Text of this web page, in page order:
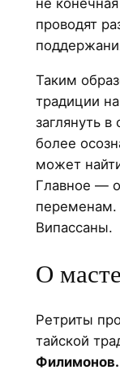
не
проводят
Таким
традиции
заглянуть
более
может
Главное —
переменам.
Випассаны.
О
Ретриты
тайской
Филимонов.